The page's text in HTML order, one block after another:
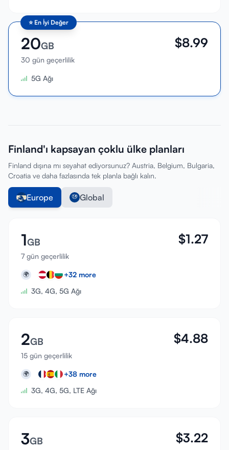
⭐ En İyi Değer
20GB
30 gün geçerlilik
$8.99
5G Ağı
Finland'ı kapsayan çoklu ülke planları
Finland dışına mı seyahat ediyorsunuz? Austria, Belgium, Bulgaria,
Croatia ve daha fazlasında tek planla bağlı kalın.
Europe Global
1GB
7 gün geçerlilik
$1.27
🌍 +32 more
3G, 4G, 5G Ağı
2GB
15 gün geçerlilik
$4.88
🌍 +38 more
3G, 4G, 5G, LTE Ağı
3GB $3.22